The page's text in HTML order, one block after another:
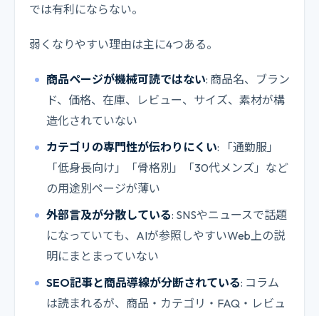
では有利にならない。
弱くなりやすい理由は主に4つある。
商品ページが機械可読ではない: 商品名、ブラン
ド、価格、在庫、レビュー、サイズ、素材が構
造化されていない
カテゴリの専門性が伝わりにくい: 「通勤服」
「低身長向け」「骨格別」「30代メンズ」など
の用途別ページが薄い
外部言及が分散している: SNSやニュースで話題
になっていても、AIが参照しやすいWeb上の説
明にまとまっていない
SEO記事と商品導線が分断されている: コラム
は読まれるが、商品・カテゴリ・FAQ・レビュ